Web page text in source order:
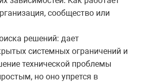
сообщество или
решений: дает
системных ограничений и
технической проблемы
но оно упрется в